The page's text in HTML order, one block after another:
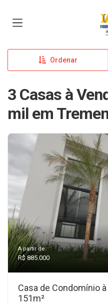
Ordenar
3 Casas à
mil em
A partir de:
R$ 885.000
Casa de Condomínio
151m²